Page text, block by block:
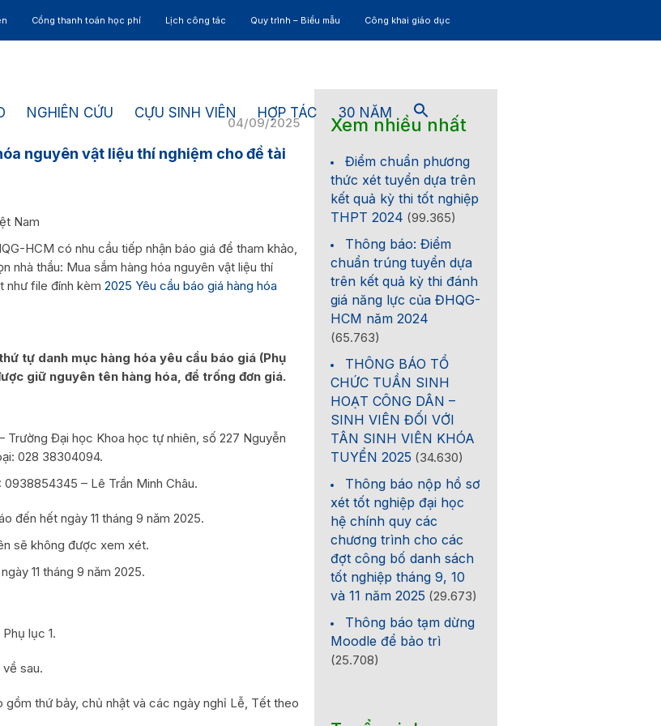
Cổng thanh toán học phí Lịch công tác Quy trình – Biểu mẫu Công khai giáo dục
NGHIÊN CỨU CỰU SINH VIÊN HỢP TÁC 30 NĂM
04/09/2025
nguyên vật liệu thí nghiệm cho đề tài
Nam
HCM có nhu cầu tiếp nhận báo giá để tham khảo,
nhà thầu: Mua sắm hàng hóa nguyên vật liệu thí
như file đính kèm 2025 Yêu cầu báo giá hàng hóa
tự danh mục hàng hóa yêu cầu báo giá (Phụ
giữ nguyên tên hàng hóa, để trống đơn giá.
Trường Đại học Khoa học tự nhiên, số 227 Nguyễn
028 38304094.
0938854345 – Lê Trần Minh Châu.
đến hết ngày 11 tháng 9 năm 2025.
sẽ không được xem xét.
11 tháng 9 năm 2025.
lục 1.
sau.
thứ bảy, chủ nhật và các ngày nghỉ Lễ, Tết theo
Xem nhiều nhất
Điểm chuẩn phương
thức xét tuyển dựa trên
kết quả kỳ thi tốt nghiệp
THPT 2024 (99.365)
Thông báo: Điểm
chuẩn trúng tuyển dựa
trên kết quả kỳ thi đánh
giá năng lực của ĐHQG-
HCM năm 2024
(65.763)
THÔNG BÁO TỔ
CHỨC TUẦN SINH
HOẠT CÔNG DÂN –
SINH VIÊN ĐỐI VỚI
TÂN SINH VIÊN KHÓA
TUYỂN 2025 (34.630)
Thông báo nộp hồ sơ
xét tốt nghiệp đại học
hệ chính quy các
chương trình cho các
đợt công bố danh sách
tốt nghiệp tháng 9, 10
và 11 năm 2025 (29.673)
Thông báo tạm dừng
Moodle để bảo trì
(25.708)